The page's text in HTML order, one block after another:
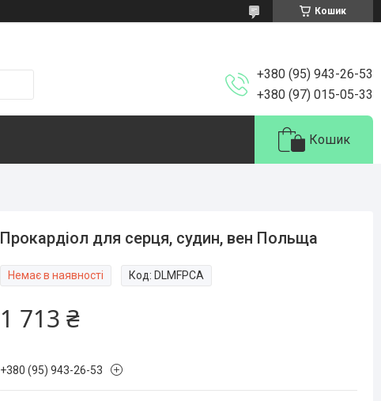
Кошик
+380 (95) 943-26-53
+380 (97) 015-05-33
Кошик
Прокардіол для серця, судин, вен Польща
Немає в наявності Код: DLMFPCA
1 713 ₴
+380 (95) 943-26-53